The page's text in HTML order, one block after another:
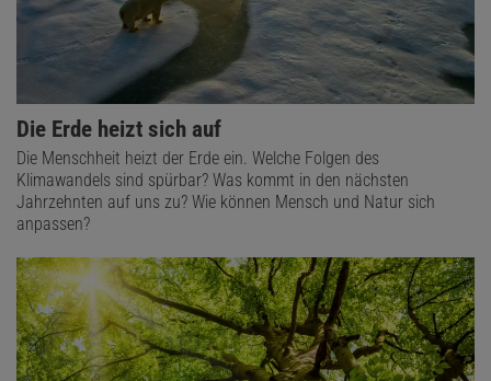
Die Erde heizt sich auf
Die Menschheit heizt der Erde ein. Welche Folgen des
Klimawandels sind spürbar? Was kommt in den nächsten
Jahrzehnten auf uns zu? Wie können Mensch und Natur sich
anpassen?